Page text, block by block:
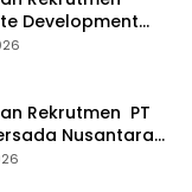
Development
Chandra Asri Group
Rekrutmen PT
Nusantara